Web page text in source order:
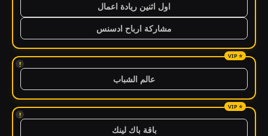
اول اثنين ريادة اعمال
مشاركة ارباح ادسنس
!
عالم الشباب
!
باقة باك لينك